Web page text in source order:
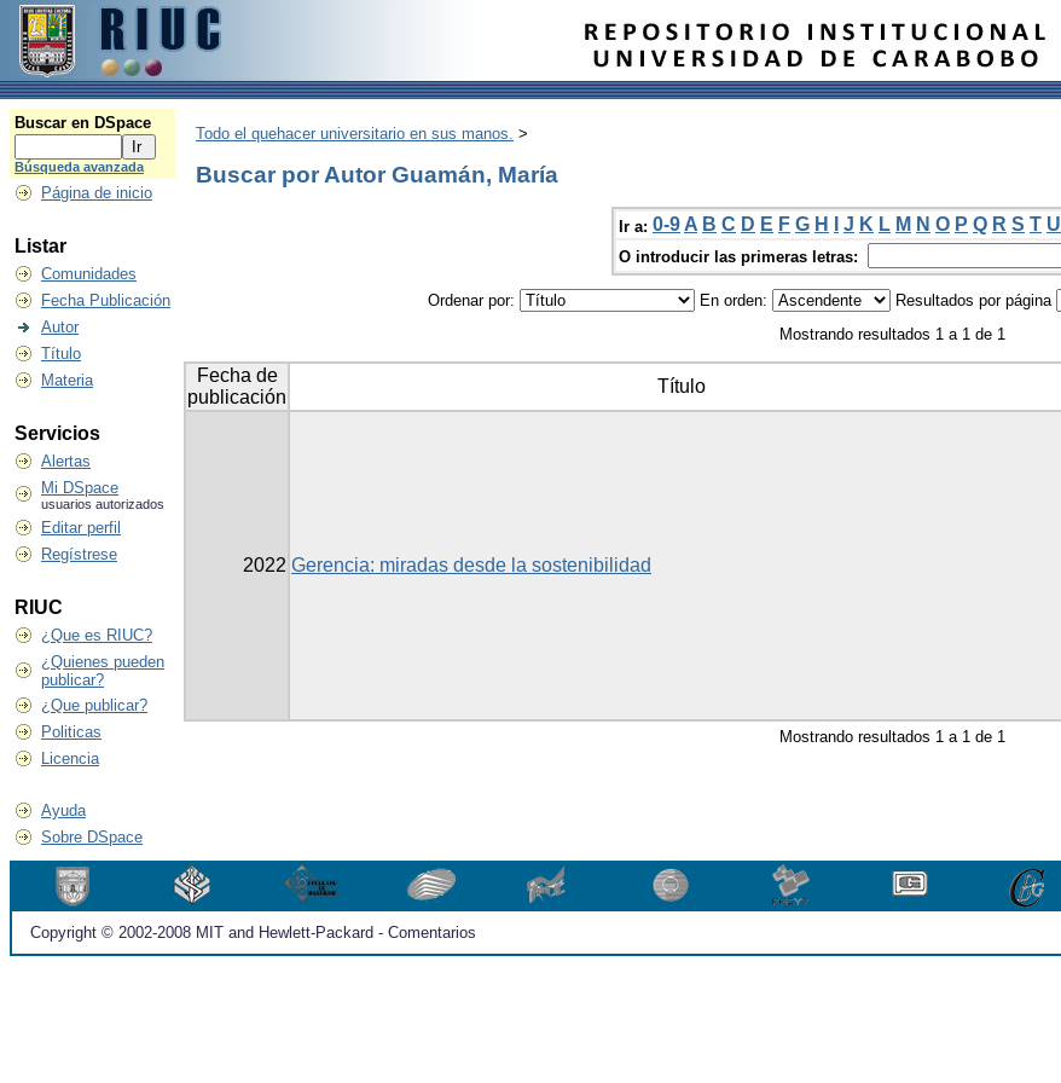
Buscar en DSpace
Búsqueda avanzada
Página de inicio
Listar
Comunidades
Fecha Publicación
Autor
Título
Materia
Servicios
Alertas
Mi DSpace
usuarios autorizados
Editar perfil
Regístrese
RIUC
¿Que es RIUC?
¿Quienes pueden
publicar?
¿Que publicar?
Politicas
Licencia
Ayuda
Sobre DSpace
Todo el quehacer universitario en sus manos. >
Buscar por Autor Guamán, María
Ir a: 0-9 A B C D E F G H J K L M N O P Q R S T U
O introducir las primeras letras:
Ordenar por: En orden: Resultados por página
Mostrando resultados 1 a 1 de 1
Fecha de
publicación
Título
2022 Gerencia: miradas desde la sostenibilidad
Mostrando resultados 1 a 1 de 1
Copyright © 2002-2008 MIT and Hewlett-Packard - Comentarios